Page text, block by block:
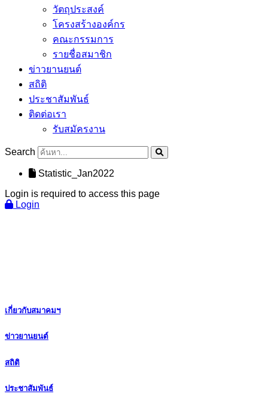
วัตถุประสงค์
โครงสร้างองค์กร
คณะกรรมการ
รายชื่อสมาชิก
ข่าวยานยนต์
สถิติ
ประชาสัมพันธ์
ติดต่อเรา
รับสมัครงาน
Search
Statistic_Jan2022
Login is required to access this page
Login
เกี่ยวกับสมาคมฯ
ข่าวยานยนต์
สถิติ
ประชาสัมพันธ์